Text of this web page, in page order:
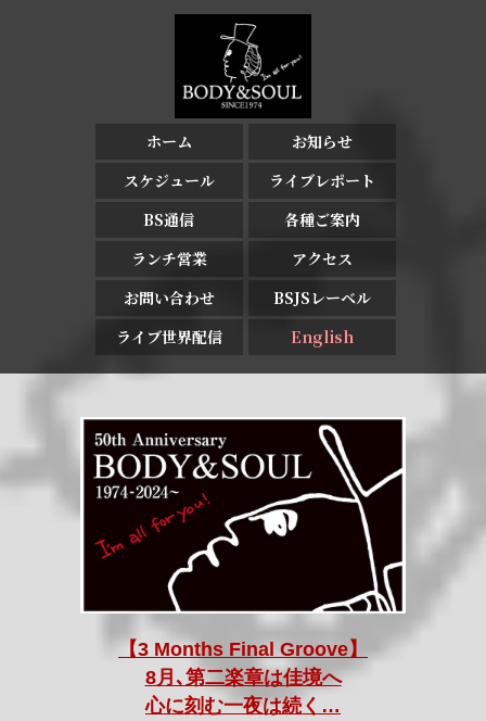
ホーム
お知らせ
スケジュール
ライブレポート
BS通信
各種ご案内
ランチ営業
アクセス
お問い合わせ
BSJSレーベル
ライブ世界配信
English
【3 Months Final Groove】
8月､第二楽章は佳境へ
心に刻む一夜は続く…